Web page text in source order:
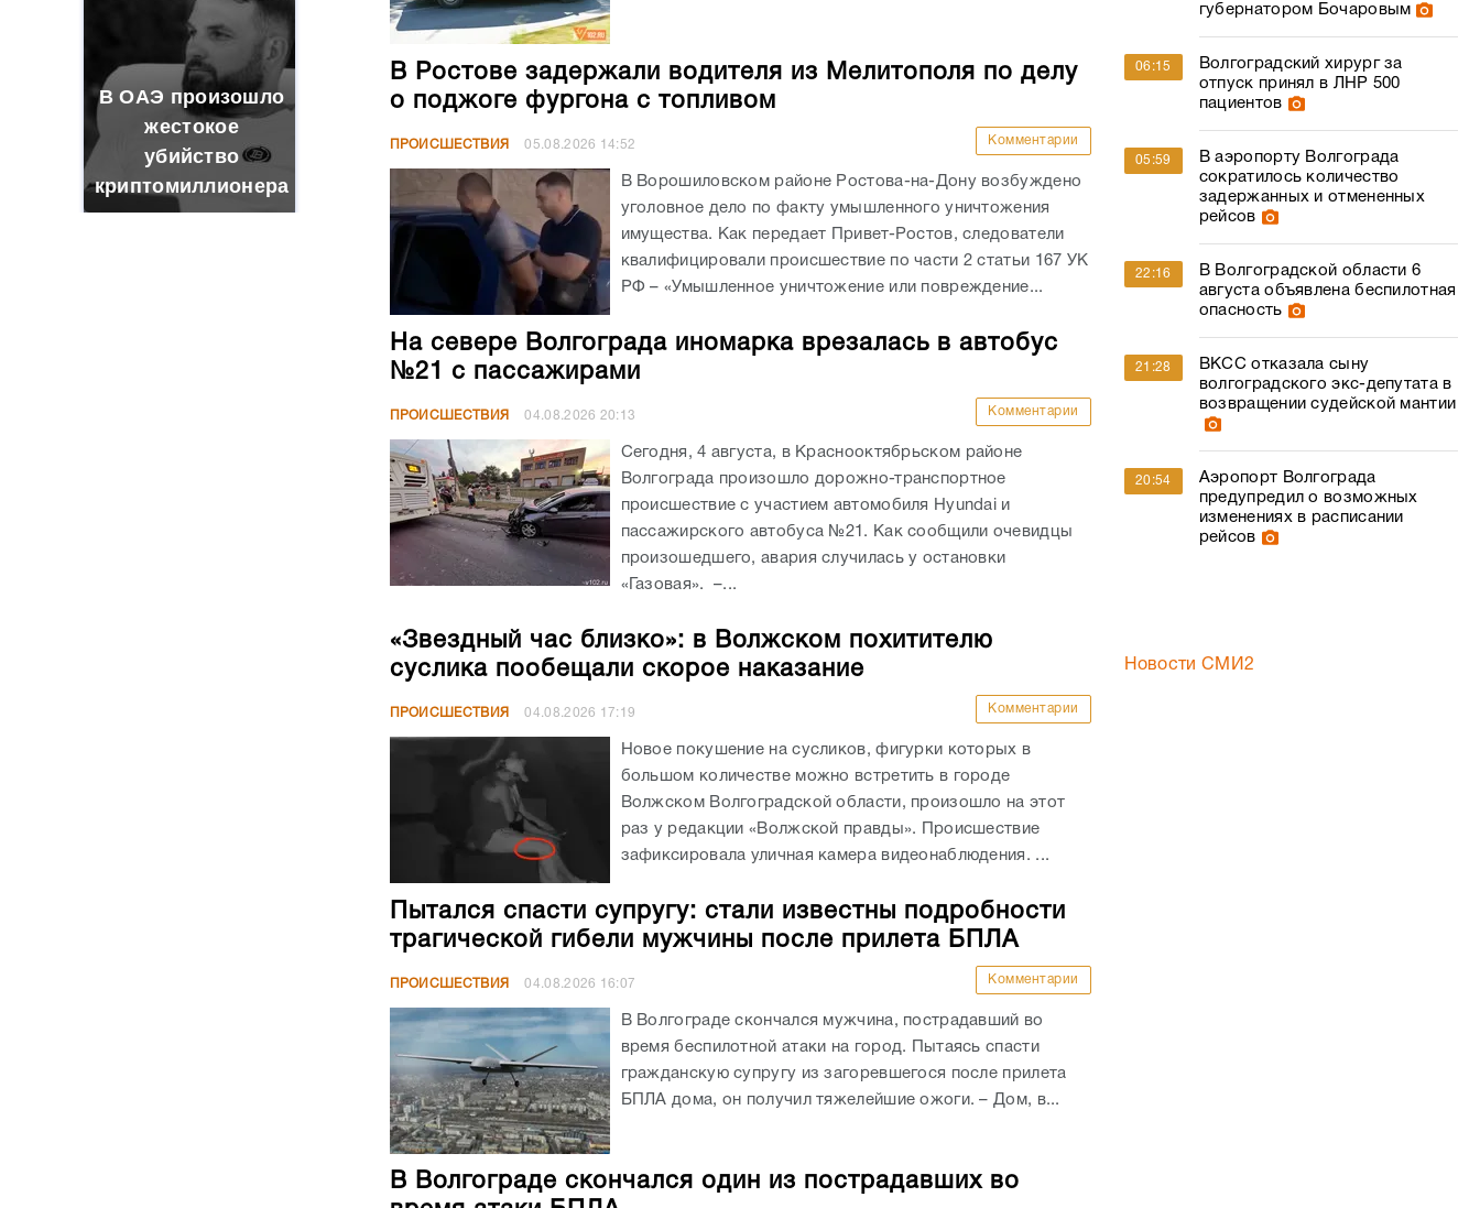
В ОАЭ произошло
жестокое
убийство
криптомиллионера
В Ростове задержали водителя из Мелитополя по делу
о поджоге фургона с топливом
ПРОИСШЕСТВИЯ 05.08.2026 14:52 Комментарии
В Ворошиловском районе Ростова-на-Дону возбуждено
уголовное дело по факту умышленного уничтожения
имущества. Как передает Привет-Ростов, следователи
квалифицировали происшествие по части 2 статьи 167 УК
РФ – «Умышленное уничтожение или повреждение...
На севере Волгограда иномарка врезалась в автобус
№21 с пассажирами
ПРОИСШЕСТВИЯ 04.08.2026 20:13 Комментарии
Сегодня, 4 августа, в Краснооктябрьском районе
Волгограда произошло дорожно-транспортное
происшествие с участием автомобиля Hyundai и
пассажирского автобуса №21. Как сообщили очевидцы
произошедшего, авария случилась у остановки
«Газовая». –...
«Звездный час близко»: в Волжском похитителю
суслика пообещали скорое наказание
ПРОИСШЕСТВИЯ 04.08.2026 17:19 Комментарии
Новое покушение на сусликов, фигурки которых в
большом количестве можно встретить в городе
Волжском Волгоградской области, произошло на этот
раз у редакции «Волжской правды». Происшествие
зафиксировала уличная камера видеонаблюдения. ...
Пытался спасти супругу: стали известны подробности
трагической гибели мужчины после прилета БПЛА
ПРОИСШЕСТВИЯ 04.08.2026 16:07 Комментарии
В Волгограде скончался мужчина, пострадавший во
время беспилотной атаки на город. Пытаясь спасти
гражданскую супругу из загоревшегося после прилета
БПЛА дома, он получил тяжелейшие ожоги. – Дом, в...
В Волгограде скончался один из пострадавших во
губернатором Бочаровым
06:15
Волгоградский хирург за
отпуск принял в ЛНР 500
пациентов
05:59
В аэропорту Волгограда
сократилось количество
задержанных и отмененных
рейсов
22:16
В Волгоградской области 6
августа объявлена беспилотная
опасность
21:28
ВКСС отказала сыну
волгоградского экс-депутата в
возвращении судейской мантии
20:54
Аэропорт Волгограда
предупредил о возможных
изменениях в расписании
рейсов
Новости СМИ2